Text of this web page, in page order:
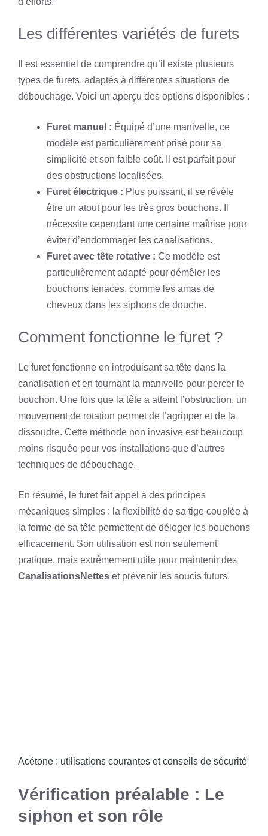
Les différentes variétés de furets
Il est essentiel de comprendre qu’il existe plusieurs
types de furets, adaptés à différentes situations de
débouchage. Voici un aperçu des options disponibles :
Furet manuel : Équipé d’une manivelle, ce
modèle est particulièrement prisé pour sa
simplicité et son faible coût. Il est parfait pour
des obstructions localisées.
Furet électrique : Plus puissant, il se révèle
être un atout pour les très gros bouchons. Il
nécessite cependant une certaine maîtrise pour
éviter d’endommager les canalisations.
Furet avec tête rotative : Ce modèle est
particulièrement adapté pour démêler les
bouchons tenaces, comme les amas de
cheveux dans les siphons de douche.
Comment fonctionne le furet ?
Le furet fonctionne en introduisant sa tête dans la
canalisation et en tournant la manivelle pour percer le
bouchon. Une fois que la tête a atteint l’obstruction, un
mouvement de rotation permet de l’agripper et de la
dissoudre. Cette méthode non invasive est beaucoup
moins risquée pour vos installations que d’autres
techniques de débouchage.
En résumé, le furet fait appel à des principes
mécaniques simples : la flexibilité de sa tige couplée à
la forme de sa tête permettent de déloger les bouchons
efficacement. Son utilisation est non seulement
pratique, mais extrêmement utile pour maintenir des
CanalisationsNettes et prévenir les soucis futurs.
Acétone : utilisations courantes et conseils de sécurité
Vérification préalable : Le
siphon et son rôle